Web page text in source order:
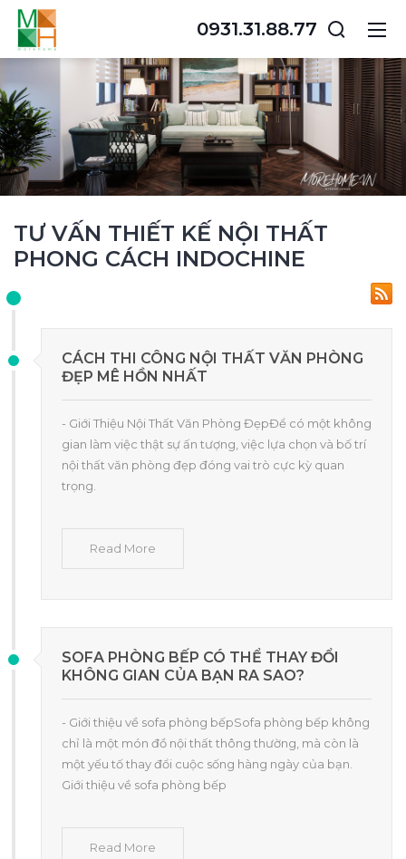
0931.31.88.77
TƯ VẤN THIẾT KẾ NỘI THẤT
PHONG CÁCH INDOCHINE
CÁCH THI CÔNG NỘI THẤT VĂN PHÒNG
ĐẸP MÊ HỒN NHẤT
- Giới Thiệu Nội Thất Văn Phòng ĐẹpĐể có một không
gian làm việc thật sự ấn tượng, việc lựa chọn và bố trí
nội thất văn phòng đẹp đóng vai trò cực kỳ quan
trọng.
Read More
SOFA PHÒNG BẾP CÓ THỂ THAY ĐỔI
KHÔNG GIAN CỦA BẠN RA SAO?
- Giới thiệu về sofa phòng bếpSofa phòng bếp không
chỉ là một món đồ nội thất thông thường, mà còn là
một yếu tố thay đổi cuộc sống hàng ngày của bạn.
Giới thiệu về sofa phòng bếp
Read More